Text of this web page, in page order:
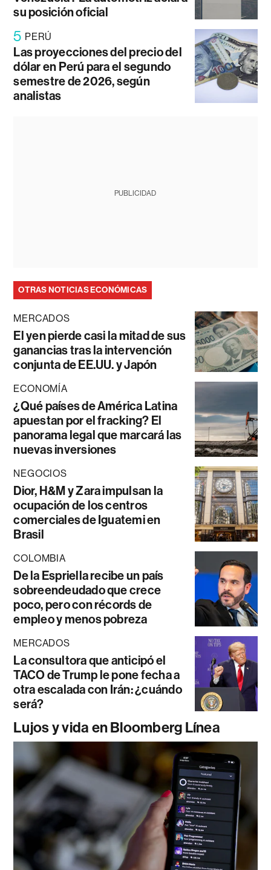
su posición oficial
5 PERÚ
Las proyecciones del precio del
dólar en Perú para el segundo
semestre de 2026, según
analistas
PUBLICIDAD
OTRAS NOTICIAS ECONÓMICAS
MERCADOS
El yen pierde casi la mitad de sus
ganancias tras la intervención
conjunta de EE.UU. y Japón
ECONOMÍA
¿Qué países de América Latina
apuestan por el fracking? El
panorama legal que marcará las
nuevas inversiones
NEGOCIOS
Dior, H&M y Zara impulsan la
ocupación de los centros
comerciales de Iguatemi en
Brasil
COLOMBIA
De la Espriella recibe un país
sobreendeudado que crece
poco, pero con récords de
empleo y menos pobreza
MERCADOS
La consultora que anticipó el
TACO de Trump le pone fecha a
otra escalada con Irán: ¿cuándo
será?
Lujos y vida en Bloomberg Línea